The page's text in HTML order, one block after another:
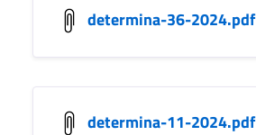
determina-36-2024.pdf
determina-11-2024.pdf